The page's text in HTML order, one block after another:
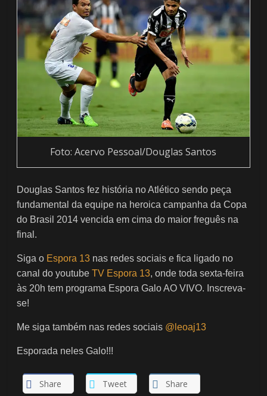
Foto: Acervo Pessoal/Douglas Santos
Douglas Santos fez história no Atlético sendo peça
fundamental da equipe na heroica campanha da Copa
do Brasil 2014 vencida em cima do maior freguês na
final.
Siga o Espora 13 nas redes sociais e fica ligado no
canal do youtubeTV Espora 13, onde toda sexta-feira
às 20h tem programa Espora Galo AO VIVO. Inscreva-
se!
Me siga também nas redes sociais @leoaj13
Esporada neles Galo!!!
Share Tweet Share